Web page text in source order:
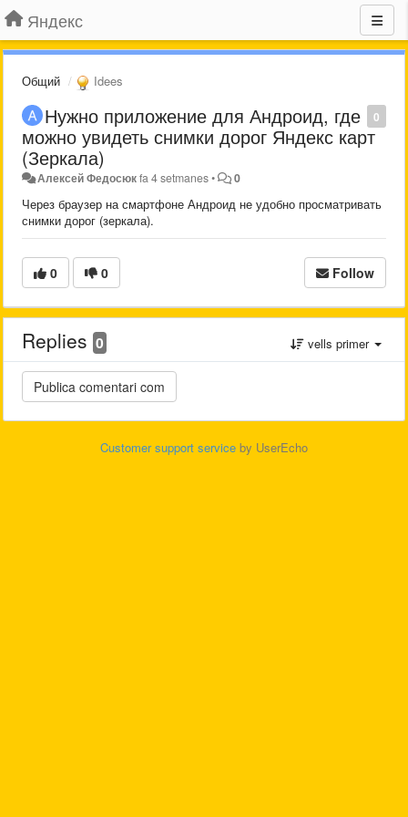
Яндекс
Общий Idees
0
Нужно приложение для Андроид, где
можно увидеть снимки дорог Яндекс карт
(Зеркала)
Алексей Федосюкfa 4 setmanes• 0
Через браузер на смартфоне Андроид не удобно просматривать
снимки дорог (зеркала).
0 0 Follow
Replies 0 vells primer
Customer support service by UserEcho